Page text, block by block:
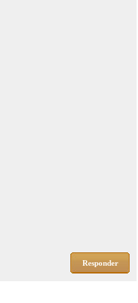
Responder